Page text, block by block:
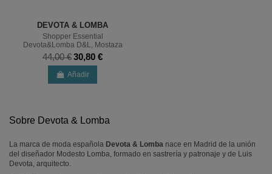
DEVOTA & LOMBA
Shopper Essential
Devota&Lomba D&L, Mostaza
44,00 €30,80 €
Añadir
Sobre Devota & Lomba
La marca de moda española Devota & Lomba nace en Madrid de la unión
del diseñador Modesto Lomba, formado en sastrería y patronaje y de Luis
Devota, arquitecto.